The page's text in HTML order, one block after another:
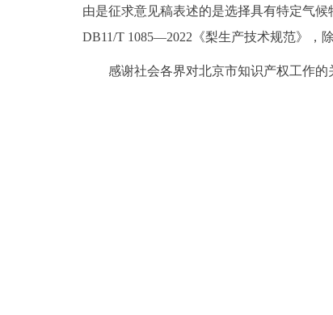
由是征求意见稿表述的是选择具有特定气
DB11/T 1085—2022《梨生产技术规范》，
感谢社会各界对北京市知识产权工作的